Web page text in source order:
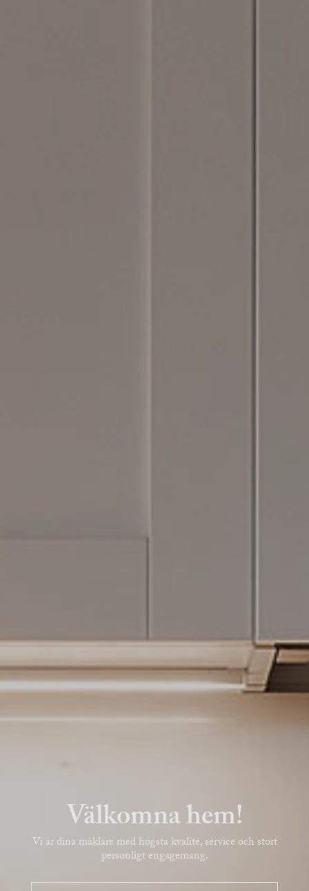
Välkomna hem!
Vi är dina mäklare med högsta kvalité, service och stort
personligt engagemang.